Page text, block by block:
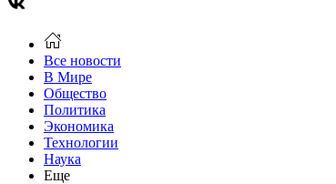
Все новости
В Мире
Общество
Политика
Экономика
Технологии
Наука
Еще